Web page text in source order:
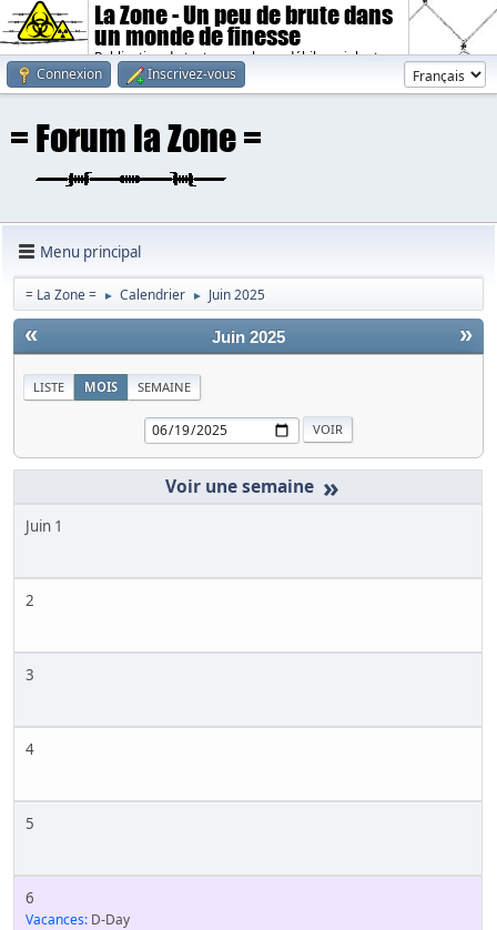
La Zone - Un peu de brute dans
un monde de finesse
Publication de textes sombres, débiles, violents.
Connexion
Inscrivez-vous
Menu principal
= La Zone = ► Calendrier ► Juin 2025
« »
Juin 2025
LISTE MOIS SEMAINE
»
Juin 1
2
3
4
5
6
Vacances: D-Day